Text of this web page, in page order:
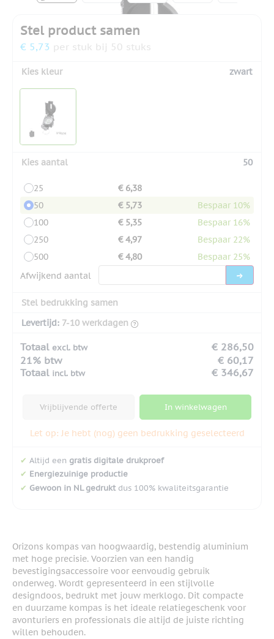
Stel product samen
€ 5,73 per stuk bij 50 stuks
Kies kleur zwart
Kies aantal 50
25
€ 6,38
50
€ 5,73
Bespaar 10%
100
€ 5,35
Bespaar 16%
250
€ 4,97
Bespaar 22%
500
€ 4,80
Bespaar 25%
Afwijkend aantal
Stel bedrukking samen
Levertijd: 7-10 werkdagen
Totaal excl. btw
€ 286,50
21% btw
€ 60,17
Totaal incl. btw € 346,67
Vrijblijvende offerte In winkelwagen
Let op: Je hebt (nog) geen bedrukking geselecteerd
✔ Altijd een gratis digitale drukproef
✔ Energiezuinige productie
✔ Gewoon in NL gedruktdus 100% kwaliteitsgarantie
Orizons kompas van hoogwaardig, bestendig aluminium
met hoge precisie. Voorzien van een handig
bevestigingsaccessoire voor eenvoudig gebruik
onderweg. Wordt gepresenteerd in een stijlvolle
designdoos, bedrukt met jouw merklogo. Dit compacte
en duurzame kompas is het ideale relatiegeschenk voor
avonturiers en professionals die altijd de juiste richting
willen behouden.